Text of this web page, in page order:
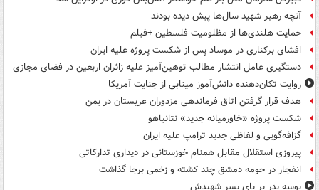
آنچه رهبر شهید سال‌ها پیش دیده بودند
حمایت هلندی‌ها از مظلومیت فلسطین +فیلم
افشای برکناری در موساد پس از شکست پروژه علیه ایران
دستگیری عامل انتشار مطالب توهین‌آمیز علیه زائران اربعین در فضای مجازی
روایت تکان‌دهنده دانش‌آموز مینابی از جنایت آمریکا
هدف قرار گرفتن اتاق‌ فرماندهی مزدوران عربستان در یمن
شکست پروژه «خاورمیانه جدید» نتانیاهو
گزافه‌گویی و لفاظی جدید ترامپ علیه ایران
پیروزی استقلال مقابل همنام خوزستانی در دیداری تدارکاتی
انفجار در حومه دمشق چند کشته و زخمی برجا گذاشت
بوسه‌ پدر بر پای پسر شهیدش